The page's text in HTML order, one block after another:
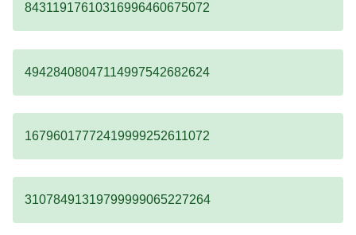
84311917610316996460675072
49428408047114997542682624
16796017772419999252611072
31078491319799999065227264